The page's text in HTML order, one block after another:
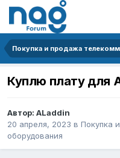
Куплю плату для
Автор: ALaddin
20 апреля, 2023 в Покупка
оборудования